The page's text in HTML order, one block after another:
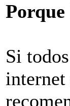
Si
internet